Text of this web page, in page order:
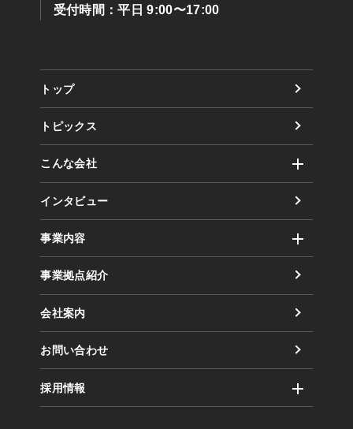
受付時間：平日 9:00〜17:00
トップ
トピックス
こんな会社
数字で見るまるだい
インタビュー
事業内容
運輸事業
業務委託事業
事業拠点紹介
会社案内
お問い合わせ
採用情報